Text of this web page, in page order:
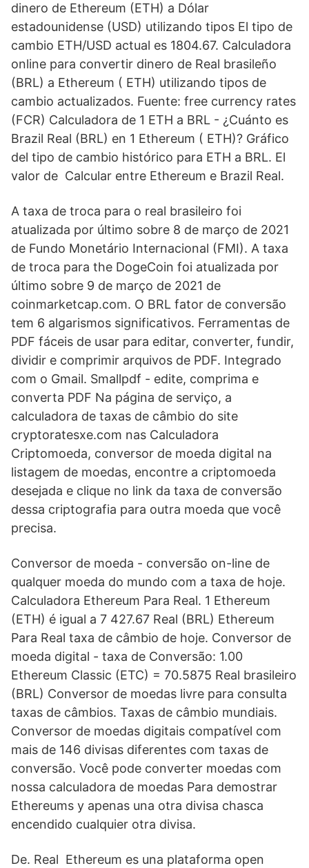
dinero de Ethereum (ETH) a Dólar
estadounidense (USD) utilizando tipos El tipo de
cambio ETH/USD actual es 1804.67. Calculadora
online para convertir dinero de Real brasileño
(BRL) a Ethereum ( ETH) utilizando tipos de
cambio actualizados. Fuente: free currency rates
(FCR) Calculadora de 1 ETH a BRL - ¿Cuánto es
Brazil Real (BRL) en 1 Ethereum ( ETH)? Gráfico
del tipo de cambio histórico para ETH a BRL. El
valor de Calcular entre Ethereum e Brazil Real.
A taxa de troca para o real brasileiro foi
atualizada por último sobre 8 de março de 2021
de Fundo Monetário Internacional (FMI). A taxa
de troca para the DogeCoin foi atualizada por
último sobre 9 de março de 2021 de
coinmarketcap.com. O BRL fator de conversão
tem 6 algarismos significativos. Ferramentas de
PDF fáceis de usar para editar, converter, fundir,
dividir e comprimir arquivos de PDF. Integrado
com o Gmail. Smallpdf - edite, comprima e
converta PDF Na página de serviço, a
calculadora de taxas de câmbio do site
cryptoratesxe.com nas Calculadora
Criptomoeda, conversor de moeda digital na
listagem de moedas, encontre a criptomoeda
desejada e clique no link da taxa de conversão
dessa criptografia para outra moeda que você
precisa.
Conversor de moeda - conversão on-line de
qualquer moeda do mundo com a taxa de hoje.
Calculadora Ethereum Para Real. 1 Ethereum
(ETH) é igual a 7 427.67 Real (BRL) Ethereum
Para Real taxa de câmbio de hoje. Conversor de
moeda digital - taxa de Conversão: 1.00
Ethereum Classic (ETC) = 70.5875 Real brasileiro
(BRL) Conversor de moedas livre para consulta
taxas de câmbios. Taxas de câmbio mundiais.
Conversor de moedas digitais compatível com
mais de 146 divisas diferentes com taxas de
conversão. Você pode converter moedas com
nossa calculadora de moedas Para demostrar
Ethereums y apenas una otra divisa chasca
encendido cualquier otra divisa.
De. Real Ethereum es una plataforma open